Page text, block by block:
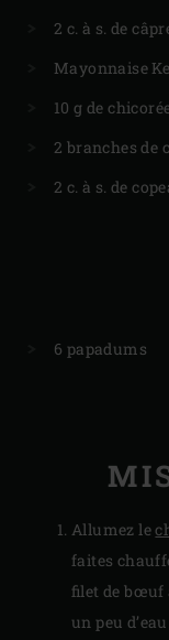
2 c. à s. de
Mayonnaise
10 g de
2 branches de
2 c. à s. de
6 papadums
Allumez le
faites
filet de bœuf
un peu